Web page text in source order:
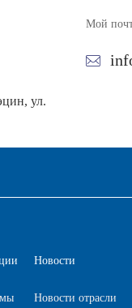
ул.
Мой
Новости
Новости отрасли